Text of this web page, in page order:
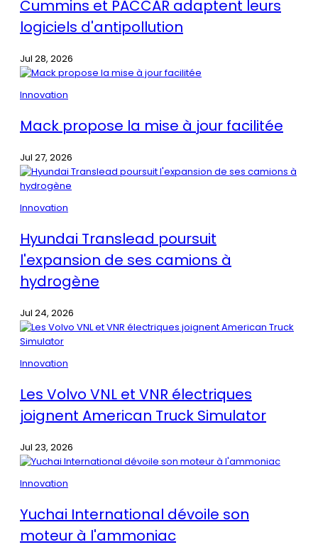
Cummins et PACCAR adaptent leurs
logiciels d'antipollution
Jul 28, 2026
Innovation
Mack propose la mise à jour facilitée
Jul 27, 2026
Innovation
Hyundai Translead poursuit
l'expansion de ses camions à
hydrogène
Jul 24, 2026
Innovation
Les Volvo VNL et VNR électriques
joignent American Truck Simulator
Jul 23, 2026
Innovation
Yuchai International dévoile son
moteur à l'ammoniac